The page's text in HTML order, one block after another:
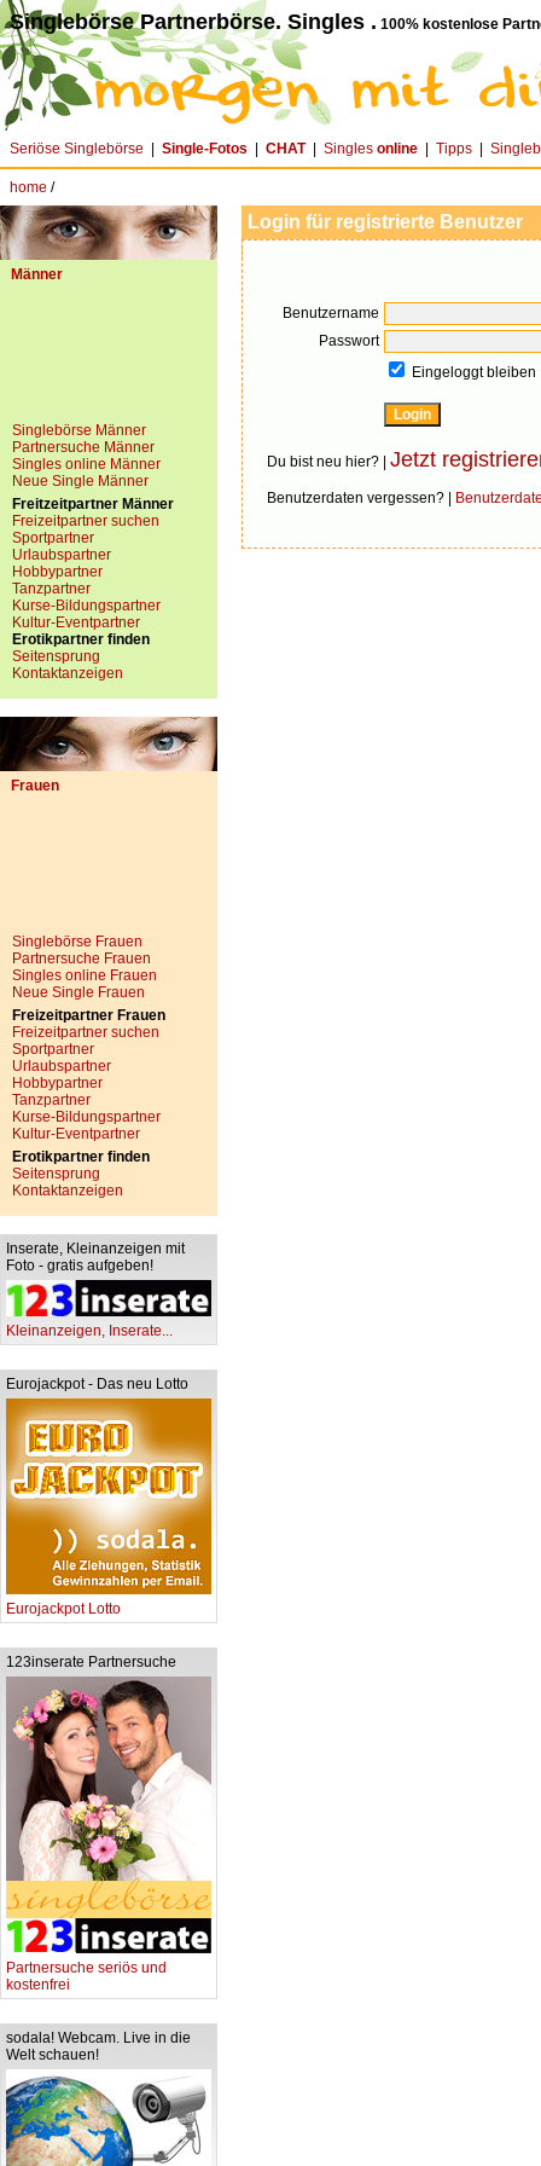
Singlebörse Partnerbörse. Singles . 100% kostenlose
Seriöse Singlebörse Single-Fotos CHAT| Singles online Tipps
home /
Männer
Singlebörse Männer
Partnersuche Männer
Singles online Männer
Neue Single Männer
Freitzeitpartner Männer
Freizeitpartner suchen
Sportpartner
Urlaubspartner
Hobbypartner
Tanzpartner
Kurse-Bildungspartner
Kultur-Eventpartner
Erotikpartner finden
Seitensprung
Kontaktanzeigen
Frauen
Singlebörse Frauen
Partnersuche Frauen
Singles online Frauen
Neue Single Frauen
Freizeitpartner Frauen
Freizeitpartner suchen
Sportpartner
Urlaubspartner
Hobbypartner
Tanzpartner
Kurse-Bildungspartner
Kultur-Eventpartner
Erotikpartner finden
Seitensprung
Kontaktanzeigen
Inserate, Kleinanzeigen mit
Foto - gratis aufgeben!
Kleinanzeigen, Inserate...
Eurojackpot - Das neu Lotto
Eurojackpot Lotto
123inserate Partnersuche
Partnersuche seriös und
kostenfrei
sodala! Webcam. Live in die
Welt schauen!
Login für registrierte Benutzer
Benutzername
Passwort
Eingeloggt bleiben
Du bist neu hier? | Jetzt
Benutzerdaten vergessen? |